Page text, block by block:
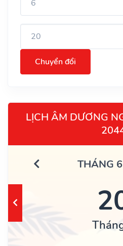
Chuyển đổi
LỊCH ÂM DƯƠNG
THÁNG